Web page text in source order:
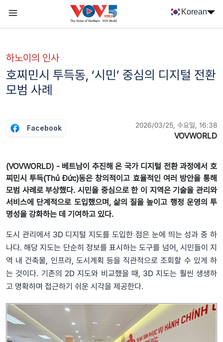
Korean
하노이의 인사
호찌민시 투득동, ‘시민’ 중심의 디지털 전환
모범 사례
Facebook 2026/03/25, 수요일, 16:38
VOVWORLD
(VOVWORLD) - 베트남이 추진해 온 국가 디지털 전환 과정에서 호
찌민시 투득(Thủ Đức)동은 창의적이고 효율적인 여러 방안을 통해
모범 사례로 부상했다. 시민을 중심으로 한 이 지역은 기술을 관리와
서비스에 단계적으로 도입했으며, 삶의 질을 높이고 행정 운영의 투
명성을 강화하는 데 기여하고 있다.
도시 관리에서 3D 디지털 지도를 도입한 점은 눈에 띄는 성과 중 하
나다. 해당 지도는 단순히 정보를 표시하는 도구를 넘어, 시민들이 지
역 내 건축물, 인프라, 도시계획 등을 직관적으로 조회할 수 있게 하
는 것이다. 기존의 2D 지도와 비교했을 때, 3D 지도는 훨씬 생생하
고 명확하며 접근하기 쉬운 시각을 제공한다.